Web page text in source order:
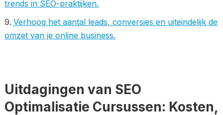
trends in SEO-praktijken.
Verhoog het aantal leads, conversies en uiteindelijk de
omzet van je online business.
Uitdagingen van SEO
Optimalisatie Cursussen: Kosten,